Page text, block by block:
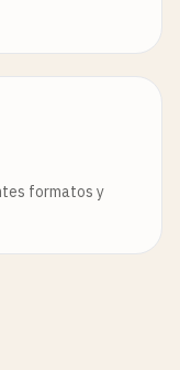
formatos y